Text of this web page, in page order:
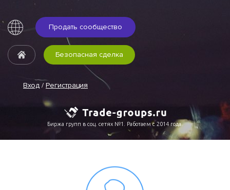
Продать сообщество
Вход / Регистрация
Безопасная сделка
Биржа групп в соц. сетях №1. Работаем с 2014 года.